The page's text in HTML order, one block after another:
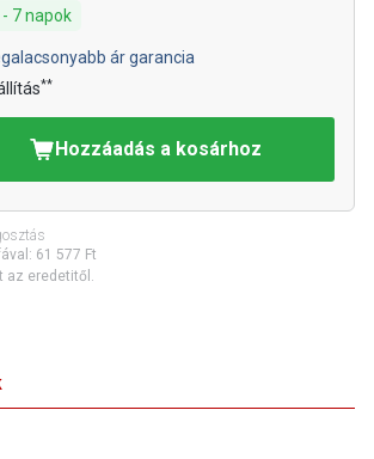
- 7napok
ár garancia
**
Hozzáadás a kosárhoz
61 577 Ft
az eredetitől.